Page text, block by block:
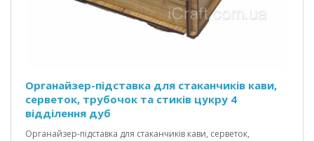
Органайзер-підставка для стаканчиків кави,
серветок, трубочок та стиків цукру 4
відділення дуб
Органайзер-підставка для стаканчиків кави, серветок,